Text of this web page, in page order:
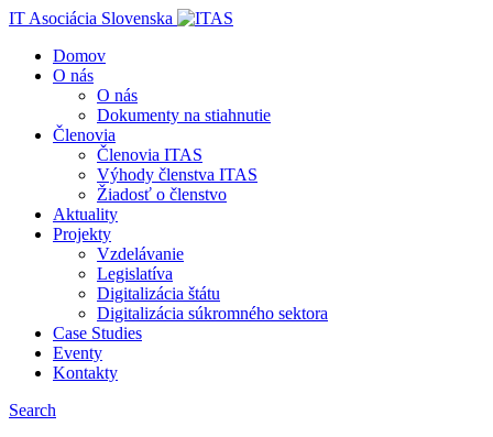
IT Asociácia Slovenska
Domov
O nás
O nás
Dokumenty na stiahnutie
Členovia
Členovia ITAS
Výhody členstva ITAS
Žiadosť o členstvo
Aktuality
Projekty
Vzdelávanie
Legislatíva
Digitalizácia štátu
Digitalizácia súkromného sektora
Case Studies
Eventy
Kontakty
Search